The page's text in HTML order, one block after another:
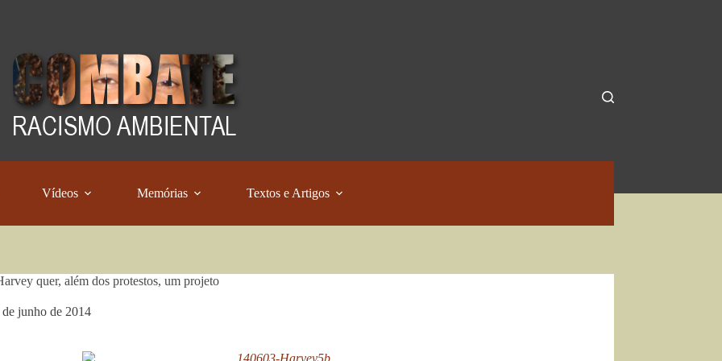
Vídeos Memórias Textos e Artigos
quer, além dos protestos, um projeto
de junho de 2014